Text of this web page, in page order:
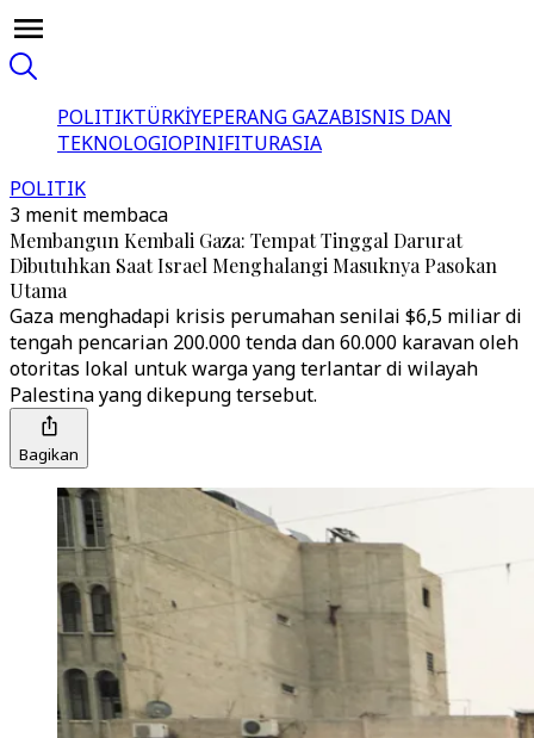
POLITIKTÜRKİYEPERANG GAZABISNIS DAN
TEKNOLOGIOPINIFITURASIA
POLITIK
3 menit membaca
Membangun Kembali Gaza: Tempat Tinggal Darurat
Dibutuhkan Saat Israel Menghalangi Masuknya Pasokan
Utama
Gaza menghadapi krisis perumahan senilai $6,5 miliar di
tengah pencarian 200.000 tenda dan 60.000 karavan oleh
otoritas lokal untuk warga yang terlantar di wilayah
Palestina yang dikepung tersebut.
Bagikan